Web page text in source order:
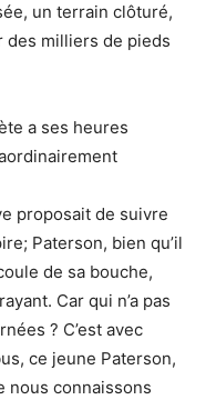
un terrain clôturé,
des milliers de pieds
a ses heures
proposait de suivre
Paterson, bien qu’il
de sa bouche,
Car qui n’a pas
? C’est avec
ce jeune Paterson,
nous connaissons